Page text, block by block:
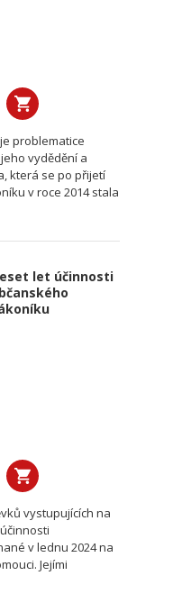
problematice
vydědění a
která se po přijetí
v roce 2014 stala
let účinnosti
vystupujících na
v lednu 2024 na
Jejími